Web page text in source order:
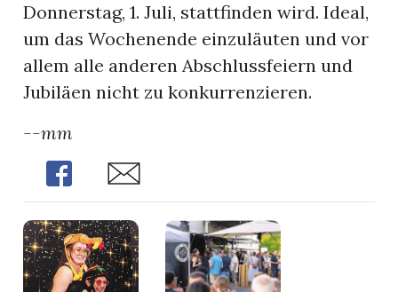
Donnerstag, 1. Juli, stattfinden wird. Ideal,
um das Wochenende einzuläuten und vor
allem alle anderen Abschlussfeiern und
Jubiläen nicht zu konkurrenzieren.
--mm
Share
Share